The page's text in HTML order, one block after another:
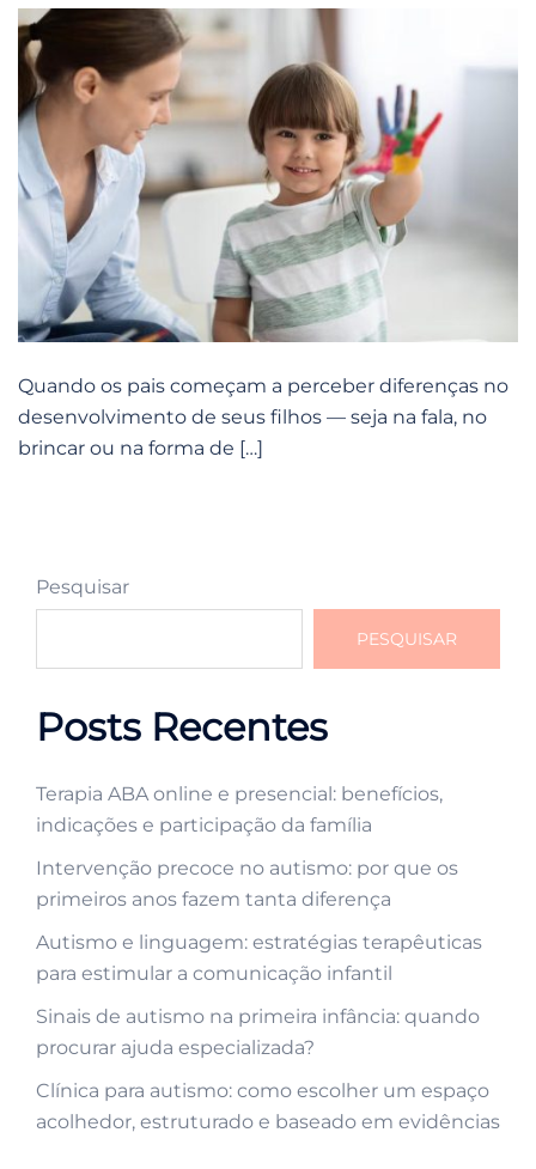
Quando os pais começam a perceber diferenças no
desenvolvimento de seus filhos — seja na fala, no
brincar ou na forma de […]
Pesquisar
PESQUISAR
Posts Recentes
Terapia ABA online e presencial: benefícios,
indicações e participação da família
Intervenção precoce no autismo: por que os
primeiros anos fazem tanta diferença
Autismo e linguagem: estratégias terapêuticas
para estimular a comunicação infantil
Sinais de autismo na primeira infância: quando
procurar ajuda especializada?
Clínica para autismo: como escolher um espaço
acolhedor, estruturado e baseado em evidências